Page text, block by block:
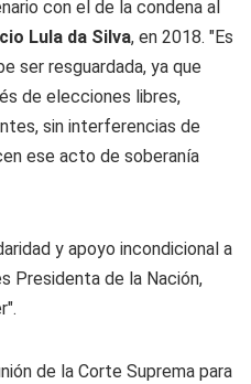
con el de la condena al
Lula da Silva, en 2018. "Es
ser resguardada, ya que
de elecciones libres,
sin interferencias de
ese acto de soberanía
y apoyo incondicional a
Presidenta de la Nación,
de la Corte Suprema para